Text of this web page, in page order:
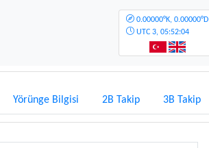
0.00000°K, 0.00000°D
UTC 3, 05:52:04
Yörünge Bilgisi 2B Takip 3B Takip